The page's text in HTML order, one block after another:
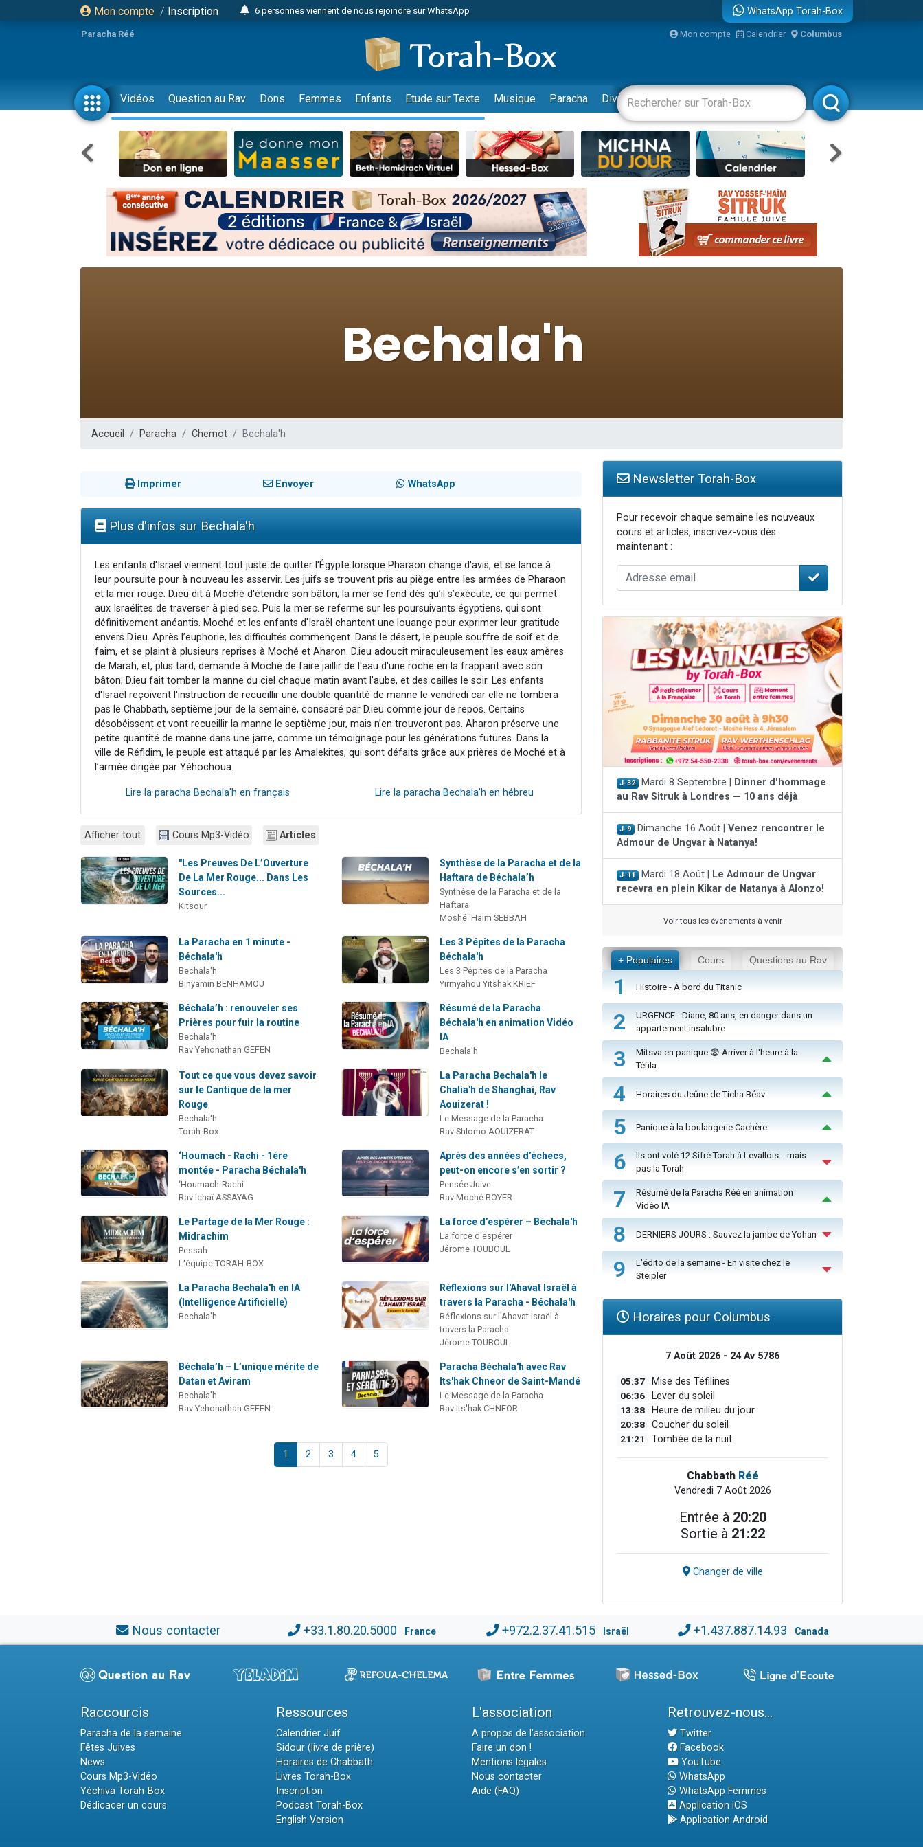
Mon compte / Inscription
6 personnes viennent de nous rejoindre sur WhatsApp
2 personnes viennent de faire un don pour 1 Journée de Vacances Pour les Enfants
17 personnes viennent de demander une bénédiction
4 personnes viennent de nous rejoindre sur WhatsApp
Il reste 49 places pour étudier en groupe sur Zoom
23 personnes viennent de faire un don pour Diane, 80 ans, dans un appartement insalubre
Eva vient de donner son Maasser
4 personnes viennent de nous rejoindre sur WhatsApp
3 personnes viennent de nous rejoindre sur WhatsApp
3 personnes viennent de faire un don pour 5 jours de vacances aux Orphelins
Odaya vient de donner son Maasser
13 personnes viennent de demander une bénédiction
12 nouvelles musiques dans Torah-Box Music
3 personnes viennent de nous rejoindre sur WhatsApp
WhatsApp Torah-Box
Paracha Réé Mon compte Calendrier Columbus
Vidéos Question au Rav Dons Femmes Enfants Etude sur Texte Musique Paracha Divertissements Livres Rabbanim
Accueil Paracha Chemot Bechala'h
Imprimer Envoyer WhatsApp
Plus d'infos sur Bechala'h
Les enfants d'Israël viennent tout juste de quitter l'Égypte lorsque Pharaon change d'avis, et se lance à
leur poursuite pour à nouveau les asservir. Les juifs se trouvent pris au piège entre les armées de Pharaon
et la mer rouge. D.ieu dit à Moché d'étendre son bâton; la mer se fend dès qu’il s’exécute, ce qui permet
aux Israélites de traverser à pied sec. Puis la mer se referme sur les poursuivants égyptiens, qui sont
définitivement anéantis. Moché et les enfants d'Israël chantent une louange pour exprimer leur gratitude
envers D.ieu. Après l’euphorie, les difficultés commençent. Dans le désert, le peuple souffre de soif et de
faim, et se plaint à plusieurs reprises à Moché et Aharon. D.ieu adoucit miraculeusement les eaux amères
de Marah, et, plus tard, demande à Moché de faire jaillir de l'eau d'une roche en la frappant avec son
bâton; D.ieu fait tomber la manne du ciel chaque matin avant l'aube, et des cailles le soir. Les enfants
d'Israël reçoivent l'instruction de recueillir une double quantité de manne le vendredi car elle ne tombera
pas le Chabbath, septième jour de la semaine, consacré par D.ieu comme jour de repos. Certains
désobéissent et vont recueillir la manne le septième jour, mais n’en trouveront pas. Aharon préserve une
petite quantité de manne dans une jarre, comme un témoignage pour les générations futures. Dans la
ville de Réfidim, le peuple est attaqué par les Amalekites, qui sont défaits grâce aux prières de Moché et à
l’armée dirigée par Yéhochoua.
Lire la paracha Bechala'h en français Lire la paracha Bechala'h en hébreu
Afficher tout Cours Mp3-Vidéo Articles
"Les Preuves De L’Ouverture
De La Mer Rouge... Dans Les
Sources...
Kitsour
Synthèse de la Paracha et de la
Haftara de Béchala’h
Synthèse de la Paracha et de la
Haftara
Moshé 'Haïm SEBBAH
La Paracha en 1 minute -
Béchala'h
Bechala'h
Binyamin BENHAMOU
Les 3 Pépites de la Paracha
Béchala'h
Les 3 Pépites de la Paracha
Yirmyahou Yitshak KRIEF
Béchala’h : renouveler ses
Prières pour fuir la routine
Bechala'h
Rav Yehonathan GEFEN
Résumé de la Paracha
Béchala'h en animation Vidéo
IA
Bechala'h
Tout ce que vous devez savoir
sur le Cantique de la mer
Rouge
Bechala'h
Torah-Box
La Paracha Bechala'h le
Chalia'h de Shanghai, Rav
Aouizerat !
Le Message de la Paracha
Rav Shlomo AOUIZERAT
‘Houmach - Rachi - 1ère
montée - Paracha Béchala'h
‘Houmach-Rachi
Rav Ichaï ASSAYAG
Après des années d’échecs,
peut-on encore s’en sortir ?
Pensée Juive
Rav Moché BOYER
Le Partage de la Mer Rouge :
Midrachim
Pessah
L'équipe TORAH-BOX
La force d’espérer – Béchala'h
La force d'espérer
Jérome TOUBOUL
La Paracha Bechala'h en IA
(Intelligence Artificielle)
Bechala'h
Réflexions sur l'Ahavat Israël à
travers la Paracha - Béchala'h
Réflexions sur l'Ahavat Israël à
travers la Paracha
Jérome TOUBOUL
Béchala’h – L’unique mérite de
Datan et Aviram
Bechala'h
Rav Yehonathan GEFEN
Paracha Béchala'h avec Rav
Its'hak Chneor de Saint-Mandé
Le Message de la Paracha
Rav Its'hak CHNEOR
1 2 3 4 5
Newsletter Torah-Box
Pour recevoir chaque semaine les nouveaux
cours et articles, inscrivez-vous dès
maintenant :
J-32 Mardi 8 Septembre |
Dinner d'hommage
au Rav Sitruk à Londres — 10 ans déjà
J-9 Dimanche 16 Août | Venez rencontrer le
Admour de Ungvar à Natanya!
J-11 Mardi 18 Août |
Le Admour de Ungvar
recevra en plein Kikar de Natanya à Alonzo!
Voir tous les événements à venir
+ Populaires Cours Questions au Rav
1 Histoire - À bord du Titanic
2
URGENCE - Diane, 80 ans, en danger dans un
appartement insalubre
3
Mitsva en panique 😨 Arriver à l'heure à la
Téfila
4 Horaires du Jeûne de Ticha Béav
5 Panique à la boulangerie Cachère
6
Ils ont volé 12 Sifré Torah à Levallois… mais
pas la Torah
7
Résumé de la Paracha Réé en animation
Vidéo IA
8 DERNIERS JOURS : Sauvez la jambe de Yohan
9
L'édito de la semaine - En visite chez le
Steipler
Horaires pour Columbus
7 Août 2026 - 24 Av 5786
05:37 Mise des Téfilines
06:36 Lever du soleil
13:38 Heure de milieu du jour
20:38 Coucher du soleil
21:21 Tombée de la nuit
Chabbath Réé
Vendredi 7 Août 2026
Entrée à 20:20
Sortie à 21:22
Changer de ville
Nous contacter +33.1.80.20.5000 France +972.2.37.41.515 Israël +1.437.887.14.93 Canada
Raccourcis
Paracha de la semaine
Fêtes Juives
News
Cours Mp3-Vidéo
Yéchiva Torah-Box
Dédicacer un cours
Ressources
Calendrier Juif
Sidour (livre de prière)
Horaires de Chabbath
Livres Torah-Box
Inscription
Podcast Torah-Box
English Version
L'association
A propos de l'association
Faire un don !
Mentions légales
Nous contacter
Aide (FAQ)
Retrouvez-nous...
Twitter
Facebook
YouTube
WhatsApp
WhatsApp Femmes
Application iOS
Application Android